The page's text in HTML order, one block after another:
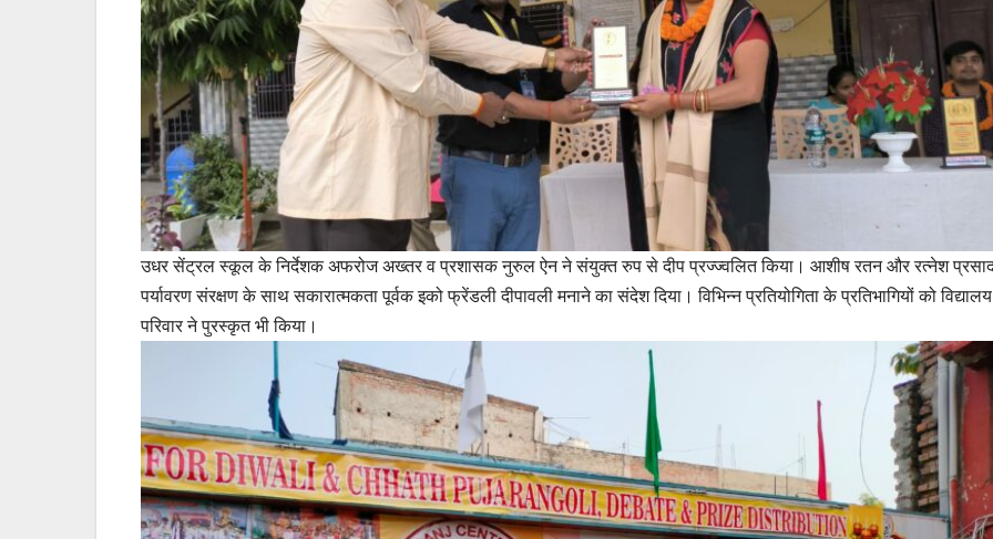
उधर सेंट्रल स्कूल के निर्देशक अफरोज अख्तर व प्रशासक नुरुल ऐन ने संयुक्त रुप से दीप प्रज्ज्वलित किया। आशीष रतन और रत्नेश
पर्यावरण संरक्षण के साथ सकारात्मकता पूर्वक इको फ्रेंडली दीपावली मनाने का संदेश दिया। विभिन्न प्रतियोगिता के प्रतिभागियों को विद्यालय
परिवार ने पुरस्कृत भी किया।